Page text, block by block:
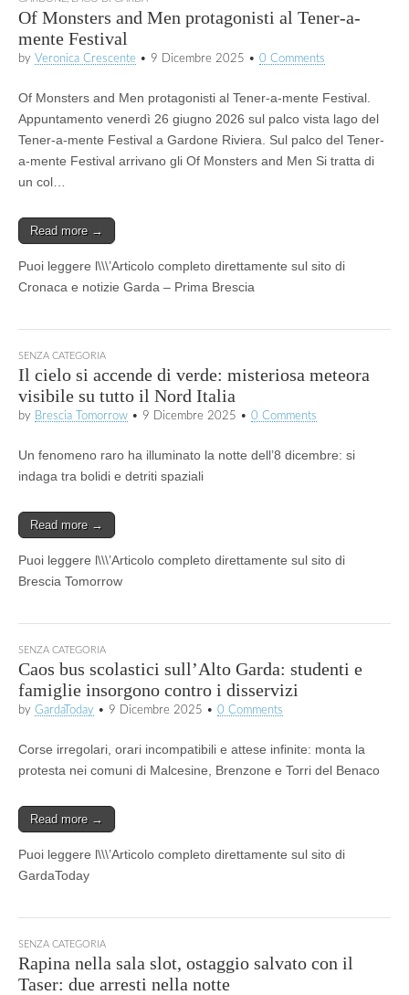
Of Monsters and Men protagonisti al Tener-a-
mente Festival
by Veronica Crescente • 9 Dicembre 2025 • 0 Comments
Of Monsters and Men protagonisti al Tener-a-mente Festival.
Appuntamento venerdì 26 giugno 2026 sul palco vista lago del
Tener-a-mente Festival a Gardone Riviera. Sul palco del Tener-
a-mente Festival arrivano gli Of Monsters and Men Si tratta di
un col…
Read more →
Puoi leggere l\\\’Articolo completo direttamente sul sito di
Cronaca e notizie Garda – Prima Brescia
SENZA CATEGORIA
Il cielo si accende di verde: misteriosa meteora
visibile su tutto il Nord Italia
by Brescia Tomorrow • 9 Dicembre 2025 • 0 Comments
Un fenomeno raro ha illuminato la notte dell’8 dicembre: si
indaga tra bolidi e detriti spaziali
Read more →
Puoi leggere l\\\’Articolo completo direttamente sul sito di
Brescia Tomorrow
SENZA CATEGORIA
Caos bus scolastici sull’Alto Garda: studenti e
famiglie insorgono contro i disservizi
by GardaToday • 9 Dicembre 2025 • 0 Comments
Corse irregolari, orari incompatibili e attese infinite: monta la
protesta nei comuni di Malcesine, Brenzone e Torri del Benaco
Read more →
Puoi leggere l\\\’Articolo completo direttamente sul sito di
GardaToday
SENZA CATEGORIA
Rapina nella sala slot, ostaggio salvato con il
Taser: due arresti nella notte